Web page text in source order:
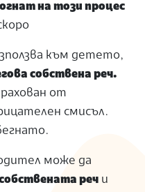
на този процес
към детето,
собствена реч.
от
смисъл.
може да
реч и